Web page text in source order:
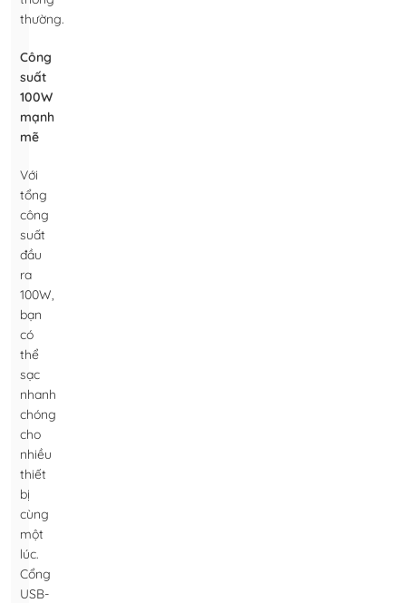
thường.
Công
suất
100W
mạnh
mẽ
Với
tổng
công
suất
đầu
ra
100W,
bạn
có
thể
sạc
nhanh
chóng
cho
nhiều
thiết
bị
cùng
một
lúc.
Cổng
USB-